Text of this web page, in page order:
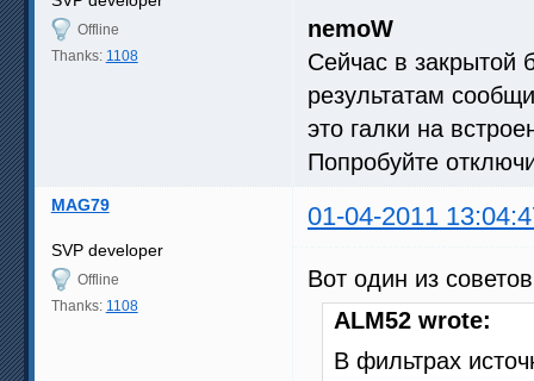
Offline
Thanks: 1108
nemoW
Сейчас в закрытой
результатам
это галки на
Попробуйте
MAG79 01-04-2011
SVP developer
Offline
Thanks: 1108
Вот один из
ALM52 wrote:
В фильтрах